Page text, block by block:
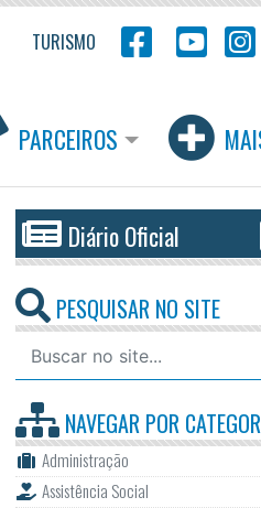
TURISMO
PARCEIROS
Diário Oficial
PESQUISAR NO SITE
NAVEGAR POR
Administração
Assistência Social